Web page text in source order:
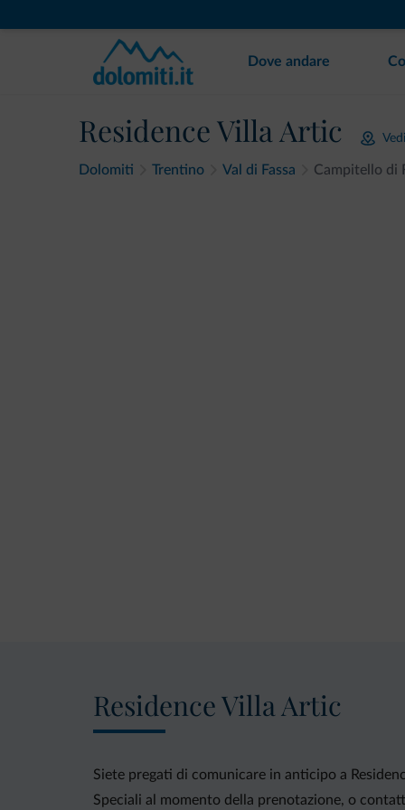
Dove andare
Residence Villa Artic
Dolomiti Trentino Val di Fassa Campitello di
Residence Villa Artic
Siete pregati di comunicare in anticipo a
Speciali al momento della prenotazione, o